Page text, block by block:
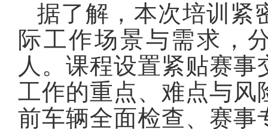
据了解，本次培训紧
际工作场景与需求，
人。课程设置紧贴赛
工作的重点、难点与风
前车辆全面检查、赛事